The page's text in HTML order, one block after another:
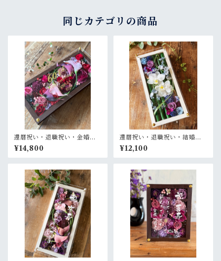
同じカテゴリの商品
還暦祝い・退職祝い・金婚式
祝い・周年祝い【名入れ ゴー
ルド文字】プリザーブドフラ
ワーアレンジ ウッドフレーム
ー〉
¥14,800
還暦祝い・退職祝い・結婚式
両親贈呈品【名入れ】プリザ
ーブドフラワーアレンジ 和風
白木枠ロング〈竹 青紫 〉名入
式両親贈呈品に
¥12,100